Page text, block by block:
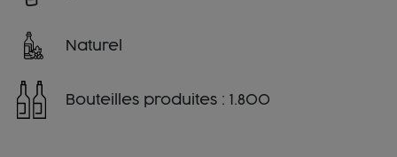
Naturel
Bouteilles produites : 1.800